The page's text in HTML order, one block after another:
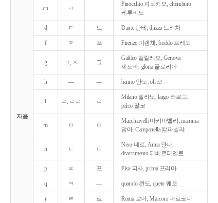
자음
ch ㅋ ―
Pinocchio 피노키오, cherubino
케루비노
d ㄷ 드 Dante 단테, drizza 드리차
f ㅍ 프 Firenze 피렌체, freddo 프레도
g ㄱ, ㅈ 그
Galileo 갈릴레오, Genova
제노바, gloria 글로리아
h ― ― hanno 안노, oh 오
l ㄹ, ㄹㄹ ㄹ
Milano 밀라노, largo 라르고,
palco 팔코
m ㅁ ㅁ
Macchiavelli 마키아벨리, mamma
맘마, Campanella 캄파넬라
n ㄴ ㄴ
Nero 네로, Anna 안나,
divertimento 디베르티멘토
p ㅍ 프 Pisa 피사, prima 프리마
q ㅋ ― quando 콴도, queto 퀘토
r ㄹ 르 Roma 로마, Marconi 마르코니